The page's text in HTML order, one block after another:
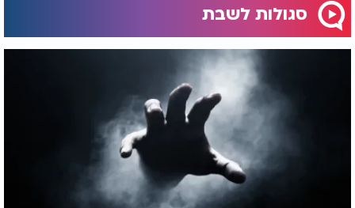
סגולות לשבת